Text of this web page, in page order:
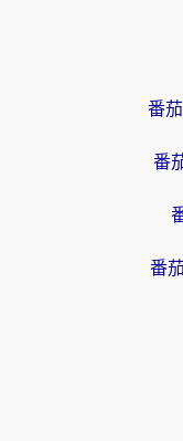
番
番
番